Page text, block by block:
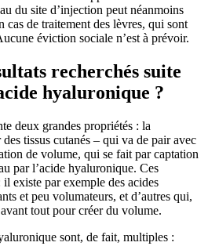
du site d’injection peut néanmoins
cas de traitement des lèvres, qui sont
éviction sociale n’est à prévoir.
recherchés suite
hyaluronique ?
deux grandes propriétés : la
tissus cutanés – qui va de pair avec
de volume, qui se fait par captation
par l’acide hyaluronique. Ces
existe par exemple des acides
et peu volumateurs, et d’autres qui,
tout pour créer du volume.
sont, de fait, multiples :